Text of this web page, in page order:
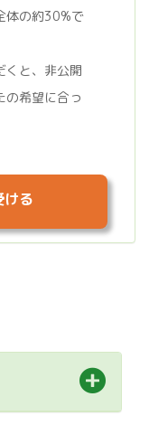
体の約30%で
くと、非公開
の希望に合っ
る